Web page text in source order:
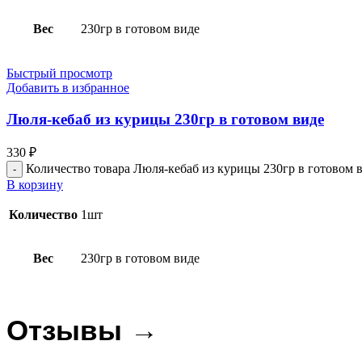
Вес 230гр в готовом виде
Быстрый просмотр
Добавить в избранное
Люля-кебаб из курицы 230гр в готовом виде
330 ₽
Количество товара Люля-кебаб из курицы 230гр в готовом
В корзину
Количество 1шт
Вес 230гр в готовом виде
Отзывы →